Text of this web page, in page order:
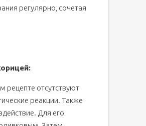
регулярно, сочетая
рецепте отсутствуют
реакции. Также
Для его